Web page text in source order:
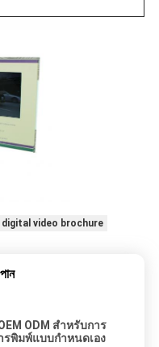
digital video brochure
ODM สำหรับการ
พิมพ์แบบกำหนดเอง